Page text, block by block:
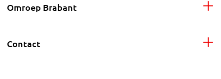
Omroep Brabant
Contact